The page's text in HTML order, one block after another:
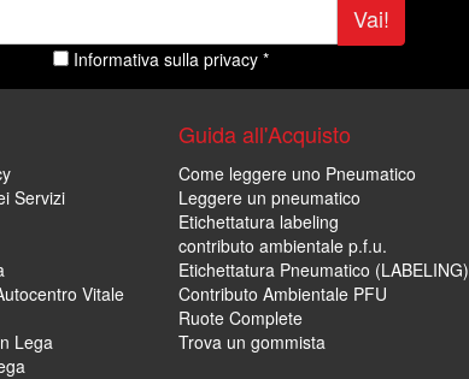
Vai!
Informativa sulla privacy *
Servizi
Vitale
Lega
Guida all'Acquisto
Come leggere uno Pneumatico
Leggere un pneumatico
Etichettatura labeling
contributo ambientale p.f.u.
Etichettatura Pneumatico (LABELING)
Contributo Ambientale PFU
Ruote Complete
Trova un gommista